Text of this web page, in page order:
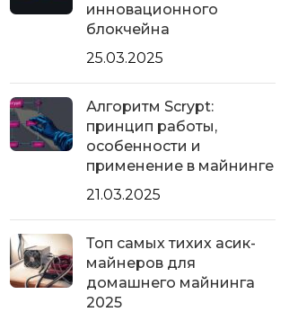
инновационного
блокчейна
25.03.2025
Алгоритм Scrypt:
принцип работы,
особенности и
применение в майнинге
21.03.2025
Топ самых тихих асик-
майнеров для
домашнего майнинга
2025